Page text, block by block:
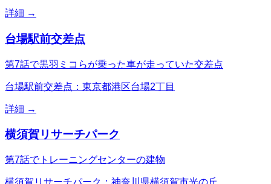
詳細 →
台場駅前交差点
第7話で黒羽ミコらが乗った車が走っていた交差点
台場駅前交差点：東京都港区台場2丁目
詳細 →
横須賀リサーチパーク
第7話でトレーニングセンターの建物